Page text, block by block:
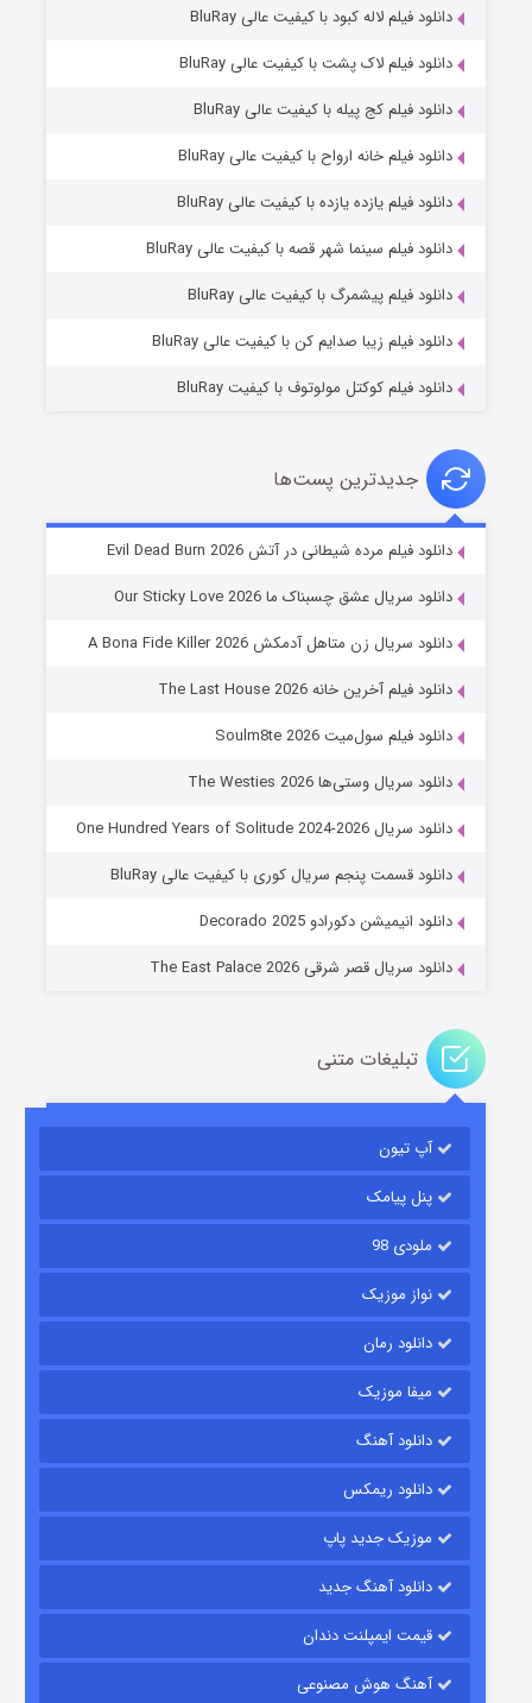
شوهر
قسمت۲ (زیرنویس) منتشر شد
قسمت
دانلود فیلم لاله کبود با کیفیت عالی BluRay
دانلود فیلم لاک پشت با کیفیت عالی BluRay
دانلود فیلم کج‌ پیله با کیفیت عالی BluRay
دانلود فیلم خانه ارواح با کیفیت عالی BluRay
دانلود فیلم یازده یازده با کیفیت عالی BluRay
دانلود فیلم سینما شهر قصه با کیفیت عالی BluRay
دانلود فیلم پیشمرگ با کیفیت عالی BluRay
دانلود فیلم زیبا صدایم کن با کیفیت عالی BluRay
دانلود فیلم کوکتل مولوتوف با کیفیت BluRay
جدیدترین پست‌ها
دانلود فیلم مرده شیطانی در آتش Evil Dead Burn 2026
دانلود سریال عشق چسبناک ما Our Sticky Love 2026
دانلود سریال زن متاهل آدمکش A Bona Fide Killer 2026
دانلود فیلم آخرین خانه The Last House 2026
دانلود فیلم سول‌میت Soulm8te 2026
دانلود سریال وستی‌ها The Westies 2026
دانلود سریال One Hundred Years of Solitude 2024-2026
دانلود قسمت پنجم سریال کوری با کیفیت عالی BluRay
دانلود انیمیشن دکورادو Decorado 2025
دانلود سریال قصر شرقی The East Palace 2026
تبلیغات متنی
آپ تیون
پنل پیامک
ملودی 98
نواز موزیک
دانلود رمان
میفا موزیک
دانلود آهنگ
دانلود ریمکس
موزیک جدید پاپ
دانلود آهنگ جدید
قیمت ایمپلنت دندان
آهنگ هوش مصنوعی